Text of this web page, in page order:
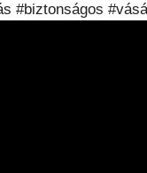
#biztonságos